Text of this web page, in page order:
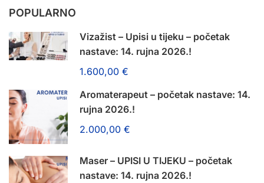
POPULARNO
Vizažist – Upisi u tijeku – početak
nastave: 14. rujna 2026.!
1.600,00 €
Aromaterapeut – početak nastave: 14.
rujna 2026.!
2.000,00 €
Maser – UPISI U TIJEKU – početak
nastave: 14. rujna 2026.!